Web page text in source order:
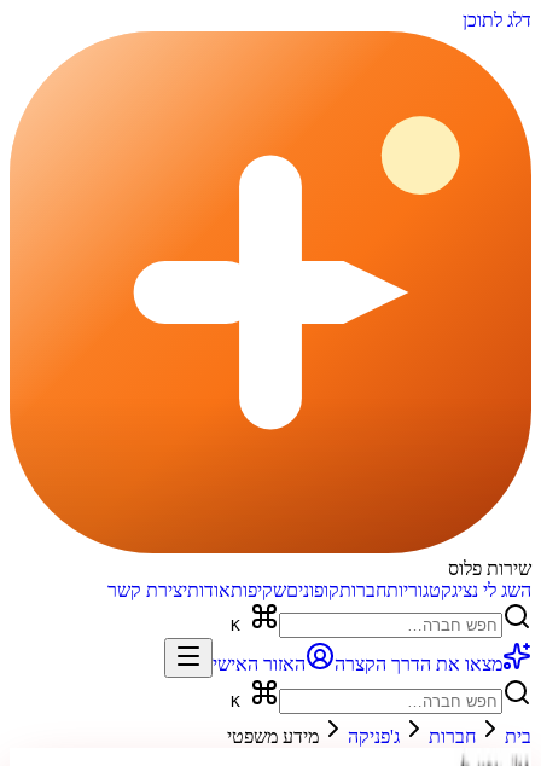
דלג לתוכן
שירות פלוס
השג לי נציגקטגוריותחברותקופוניםשקיפותאודותיצירת קשר
מצאו את הדרך הקצרה האזור האישי
בית חברות ג'פניקה מידע משפטי